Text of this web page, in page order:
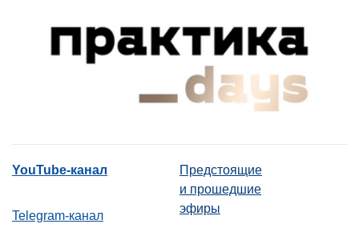
YouTube-канал
Telegram-канал
Предстоящие
и прошедшие
эфиры